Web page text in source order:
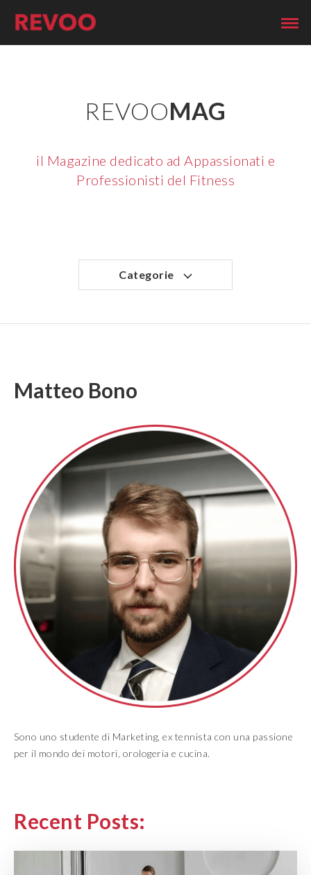
REVOOMAG
il Magazine dedicato ad Appassionati e
Professionisti del Fitness
Categorie
Matteo Bono
Sono uno studente di Marketing, ex tennista con una passione
per il mondo dei motori, orologeria e cucina.
Recent Posts: